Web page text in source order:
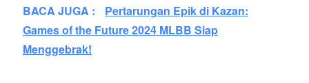
BACA JUGA :
Pertarungan Epik di Kazan:
Games of the Future 2024 MLBB Siap
Menggebrak!